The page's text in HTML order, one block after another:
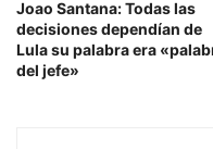
Joao Santana: Todas las
decisiones dependían de
Lula su palabra era
del jefe»